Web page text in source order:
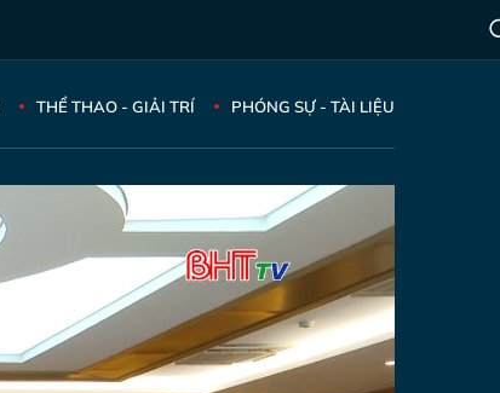
THỂ THAO - GIẢI TRÍ PHÓNG SỰ - TÀI LIỆU